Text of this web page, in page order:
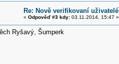
Re: Nově verifikovaní uživatelé
« Odpověď #3 kdy:03.11.2014, 15:47 »
Ryšavý, Šumperk